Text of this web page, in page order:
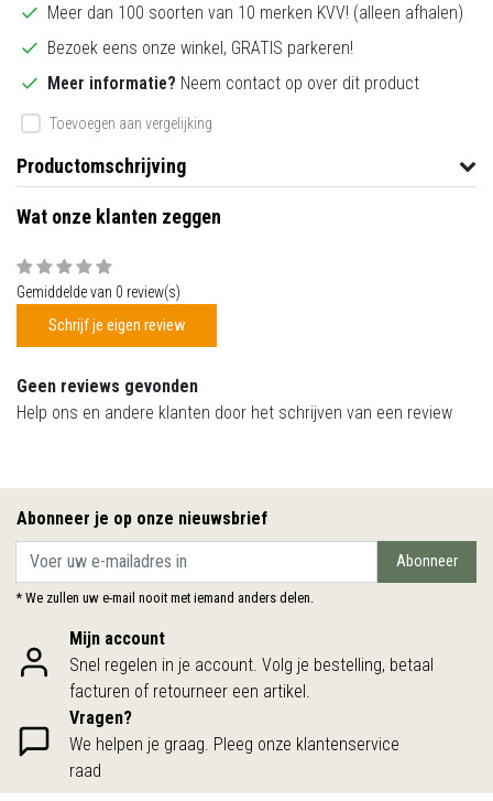
Meer dan 100 soorten van 10 merken KVV! (alleen afhalen)
Bezoek eens onze winkel, GRATIS parkeren!
Meer informatie? Neem contact op over dit product
Toevoegen aan vergelijking
Productomschrijving
Wat onze klanten zeggen
Gemiddelde van 0 review(s)
Schrijf je eigen review
Geen reviews gevonden
Help ons en andere klanten door het schrijven van een review
Abonneer je op onze nieuwsbrief
Abonneer
* We zullen uw e-mail nooit met iemand anders delen.
Mijn account
Snel regelen in je account. Volg je bestelling, betaal
facturen of retourneer een artikel.
Vragen?
We helpen je graag. Pleeg onze klantenservice
raad